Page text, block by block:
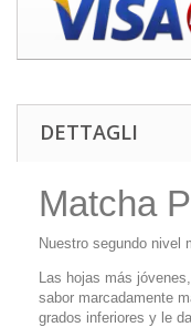
DETTAGLI
Matcha
Nuestro segundo nivel
Las hojas más
sabor marcadamente
grados inferiores y le